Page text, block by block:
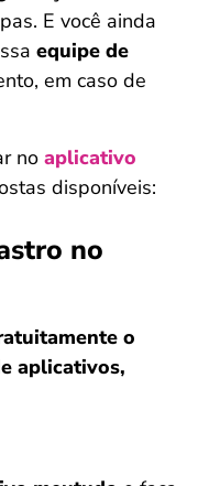
E você ainda
equipe de
em caso de
no aplicativo
disponíveis:
no
o
aplicativos,